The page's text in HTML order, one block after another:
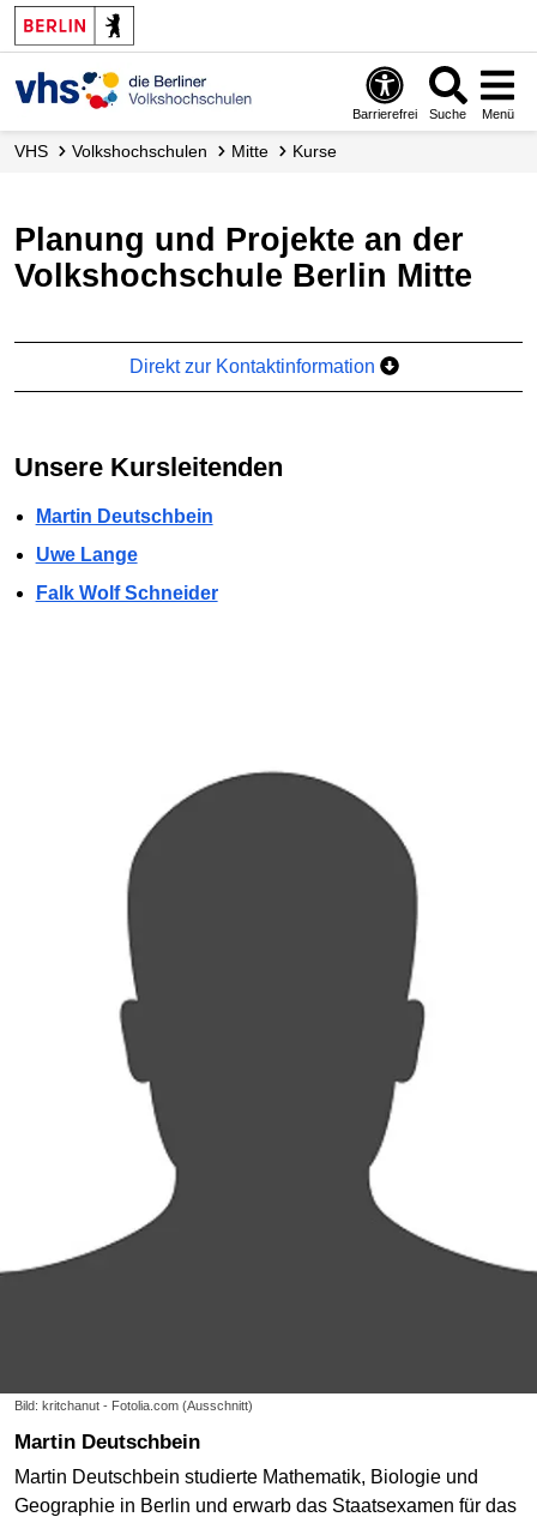
Barrierefrei Suche Menü
VHS Volks­hochschulen Mitte Kurse
Planung und Projekte an der
Volkshochschule Berlin Mitte
Direkt zur Kontaktinformation
Unsere Kursleitenden
Martin Deutschbein
Uwe Lange
Falk Wolf Schneider
Bild: kritchanut - Fotolia.com (Ausschnitt)
Martin Deutschbein
Martin Deutschbein studierte Mathematik, Biologie und
Geographie in Berlin und erwarb das Staatsexamen für das